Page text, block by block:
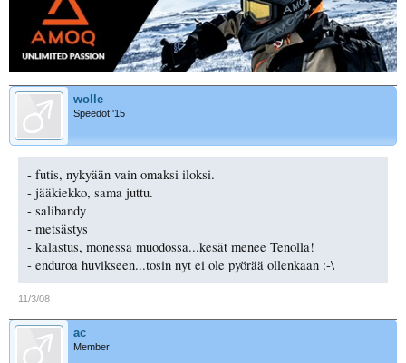
wolle
Speedot '15
- futis, nykyään vain omaksi iloksi.
- jääkiekko, sama juttu.
- salibandy
- metsästys
- kalastus, monessa muodossa...kesät menee Tenolla!
- enduroa huvikseen...tosin nyt ei ole pyörää ollenkaan :-\
11/3/08
ac
Member